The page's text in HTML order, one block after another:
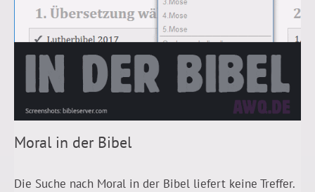
Moral in der Bibel
Die Suche nach Moral in der Bibel liefert keine Treffer.